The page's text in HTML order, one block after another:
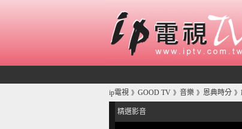
ip電視 》 GOOD TV 》 音樂 》 恩典時分 》
精選影音